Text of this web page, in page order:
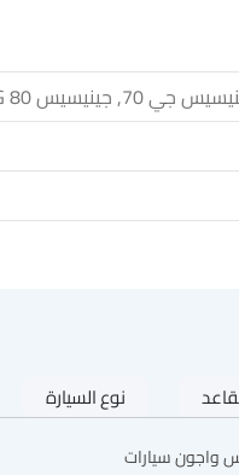
نوع السيارة
واجون سيارات